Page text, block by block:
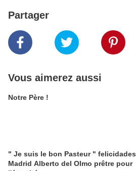
Partager
Vous aimerez aussi
Notre Père !
" Je suis le bon Pasteur " felicidades
Madrid Alberto del Olmo prêtre pour